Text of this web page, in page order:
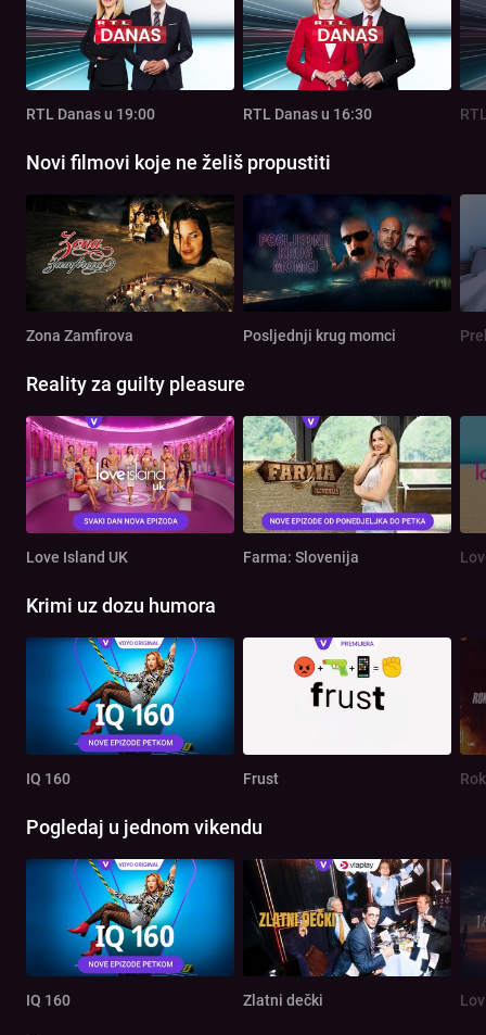
RTL Danas u 19:00 RTL Danas u 16:30
Novi filmovi koje ne želiš propustiti
Zona Zamfirova Posljednji krug momci
Reality za guilty pleasure
Love Island UK Farma: Slovenija
Krimi uz dozu humora
IQ 160 Frust
Pogledaj u jednom vikendu
IQ 160 Zlatni dečki